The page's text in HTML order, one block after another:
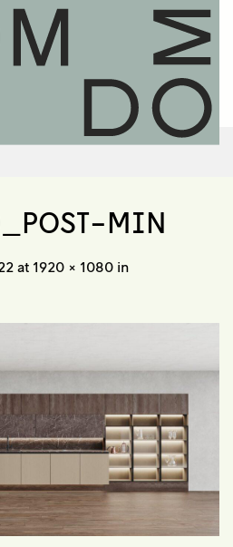
MIN
at 1920 × 1080 in